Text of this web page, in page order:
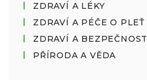
ZDRAVÍ A LÉKY
ZDRAVÍ A PÉČE O PLEŤ
ZDRAVÍ A BEZPEČNOST
PŘÍRODA A VĚDA